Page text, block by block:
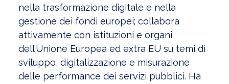
nella trasformazione digitale e nella
gestione dei fondi europei; collabora
attivamente con istituzioni e organi
dell’Unione Europea ed extra EU su temi di
sviluppo, digitalizzazione e misurazione
delle performance dei servizi pubblici. Ha